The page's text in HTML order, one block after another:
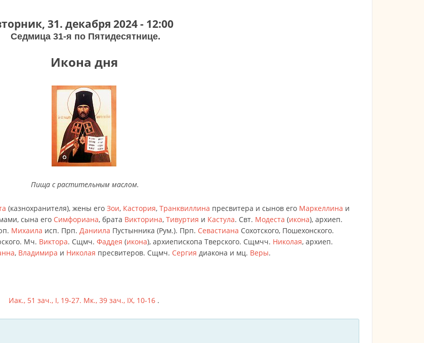
31. декабря 2024 - 12:00
Седмица 31-я по Пятидесятнице.
Икона дня
Пища с растительным маслом.
(казнохранителя), жены его Зои, Кастория, Транквиллина пресвитера и сынов его Маркеллина и
сына его Симфориана, брата Викторина, Тивуртия и Кастула. Свт. Модеста (икона), архиеп.
Михаила исп. Прп. Даниила Пустынника (Рум.). Прп. Севастиана Сохотского, Пошехонского.
Мч. Виктора. Сщмч. Фаддея (икона), архиепископа Тверского. Сщмчч. Николая, архиеп.
, Владимира и Николая пресвитеров. Сщмч. Сергия диакона и мц. Веры.
Иак., 51 зач., I, 19-27. Мк., 39 зач., IX, 10-16 .